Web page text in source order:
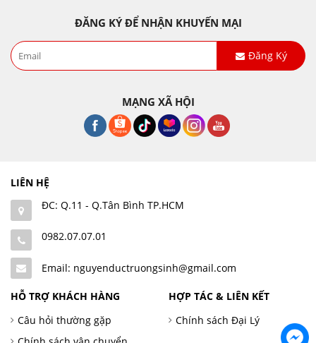
ĐĂNG KÝ ĐỂ NHẬN KHUYẾN MẠI
Đăng Ký
MẠNG XÃ HỘI
LIÊN HỆ
ĐC: Q.11 - Q.Tân Bình TP.HCM
0982.07.07.01
Email: nguyenductruongsinh@gmail.com
HỖ TRỢ KHÁCH HÀNG
Câu hỏi thường gặp
HỢP TÁC & LIÊN KẾT
Chính sách Đại Lý